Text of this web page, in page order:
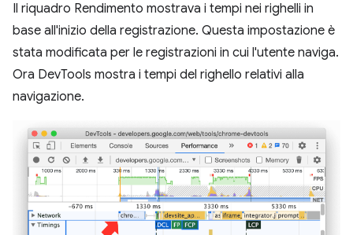
Il riquadro Rendimento mostrava i tempi nei righelli in
base all'inizio della registrazione. Questa impostazione è
stata modificata per le registrazioni in cui l'utente naviga.
Ora DevTools mostra i tempi del righello relativi alla
navigazione.